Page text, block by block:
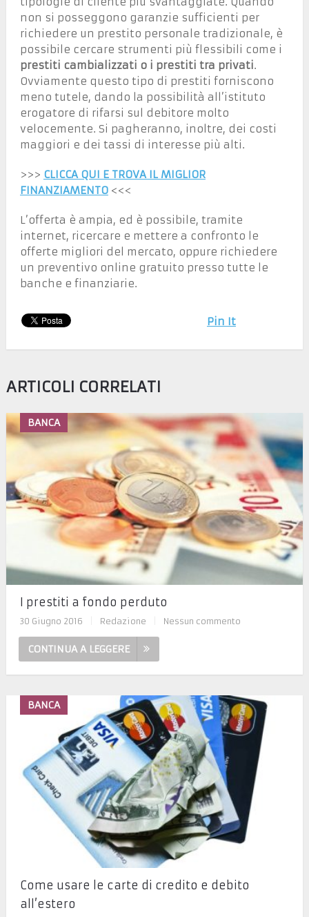
non si posseggono garanzie sufficienti per
richiedere un prestito personale tradizionale, è
possibile cercare strumenti più flessibili come i
prestiti cambializzati o i prestiti tra privati.
Ovviamente questo tipo di prestiti forniscono
meno tutele, dando la possibilità all’istituto
erogatore di rifarsi sul debitore molto
velocemente. Si pagheranno, inoltre, dei costi
maggiori e dei tassi di interesse più alti.
>>> CLICCA QUI E TROVA IL MIGLIOR
FINANZIAMENTO<<<
L’offerta è ampia, ed è possibile, tramite
internet, ricercare e mettere a confronto le
offerte migliori del mercato, oppure richiedere
un preventivo online gratuito presso tutte le
banche e finanziarie.
Pin It
ARTICOLI CORRELATI
BANCA
I prestiti a fondo perduto
30 Giugno 2016 Redazione Nessun commento
CONTINUA A LEGGERE
BANCA
Come usare le carte di credito e debito
all’estero